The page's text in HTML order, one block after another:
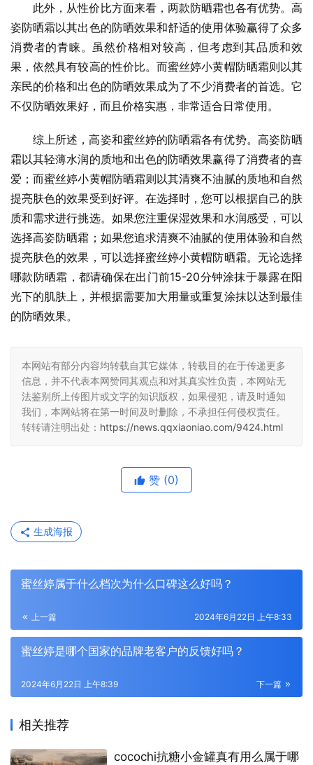
此外，从性价比方面来看，两款防晒霜也各有优势。高
姿防晒霜以其出色的防晒效果和舒适的使用体验赢得了众多
消费者的青睐。虽然价格相对较高，但考虑到其品质和效
果，依然具有较高的性价比。而蜜丝婷小黄帽防晒霜则以其
亲民的价格和出色的防晒效果成为了不少消费者的首选。它
不仅防晒效果好，而且价格实惠，非常适合日常使用。
综上所述，高姿和蜜丝婷的防晒霜各有优势。高姿防晒
霜以其轻薄水润的质地和出色的防晒效果赢得了消费者的喜
爱；而蜜丝婷小黄帽防晒霜则以其清爽不油腻的质地和自然
提亮肤色的效果受到好评。在选择时，您可以根据自己的肤
质和需求进行挑选。如果您注重保湿效果和水润感受，可以
选择高姿防晒霜；如果您追求清爽不油腻的使用体验和自然
提亮肤色的效果，可以选择蜜丝婷小黄帽防晒霜。无论选择
哪款防晒霜，都请确保在出门前15-20分钟涂抹于暴露在阳
光下的肌肤上，并根据需要加大用量或重复涂抹以达到最佳
的防晒效果。
本网站有部分内容均转载自其它媒体，转载目的在于传递更多
信息，并不代表本网赞同其观点和对其真实性负责，本网站无
法鉴别所上传图片或文字的知识版权，如果侵犯，请及时通知
我们，本网站将在第一时间及时删除，不承担任何侵权责任。
转转请注明出处： https://news.qqxiaoniao.com/9424.html
赞 (0)
生成海报
蜜丝婷属于什么档次为什么口碑这么好吗？
上一篇 2024年6月22日 上午8:33
蜜丝婷是哪个国家的品牌老客户的反馈好吗？
下一篇
2024年6月22日 上午8:39
相关推荐
cocochi抗糖小金罐真有用么属于哪